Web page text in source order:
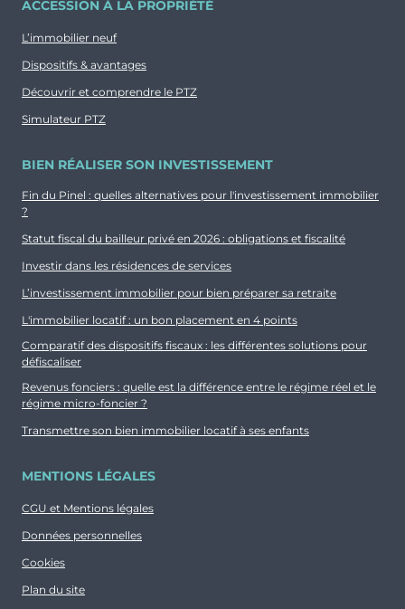
ACCESSION À LA PROPRIÉTÉ
L’immobilier neuf
Dispositifs & avantages
Découvrir et comprendre le PTZ
Simulateur PTZ
BIEN RÉALISER SON INVESTISSEMENT
Fin du Pinel : quelles alternatives pour l'investissement immobilier
?
Statut fiscal du bailleur privé en 2026 : obligations et fiscalité
Investir dans les résidences de services
L’investissement immobilier pour bien préparer sa retraite
L'immobilier locatif : un bon placement en 4 points
Comparatif des dispositifs fiscaux : les différentes solutions pour
défiscaliser
Revenus fonciers : quelle est la différence entre le régime réel et le
régime micro-foncier ?
Transmettre son bien immobilier locatif à ses enfants
MENTIONS LÉGALES
CGU et Mentions légales
Données personnelles
Cookies
Plan du site